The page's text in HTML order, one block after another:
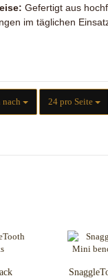
Gefertigt aus
im täglichen
nach
nach 24 pro Seite
pro Seite